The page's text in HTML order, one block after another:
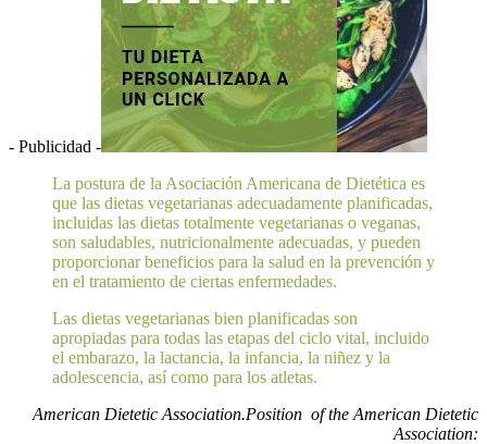
- Publicidad -
La postura de la Asociación Americana de Dietética es
que las dietas vegetarianas adecuadamente planificadas,
incluidas las dietas totalmente vegetarianas o veganas,
son saludables, nutricionalmente adecuadas, y pueden
proporcionar beneficios para la salud en la prevención y
en el tratamiento de ciertas enfermedades.
Las dietas vegetarianas bien planificadas son
apropiadas para todas las etapas del ciclo vital, incluido
el embarazo, la lactancia, la infancia, la niñez y la
adolescencia, así como para los atletas.
American Dietetic Association.Position of the American Dietetic
Association: